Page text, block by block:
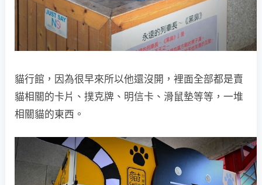
貓行館，因為很早來所以他還沒開，裡面全部都是賣
貓相關的卡片、撲克牌、明信卡、滑鼠墊等等，一堆
相關貓的東西。